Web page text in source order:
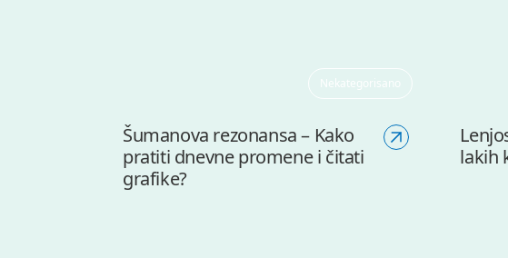
Nekategorisano
Šumanova rezonansa – Kako
pratiti dnevne promene i čitati
grafike?
lakih